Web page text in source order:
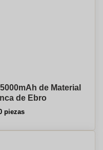
de Material
de Ebro
piezas